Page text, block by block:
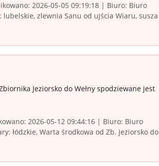
2026-05-05 09:19:18 | Biuro: Biuro
zlewnia Sanu od ujścia Wiaru, susza
Jeziorsko do Wełny spodziewane jest
2026-05-12 09:44:16 | Biuro: Biuro
łódzkie, Warta środkowa od Zb. Jeziorsko do